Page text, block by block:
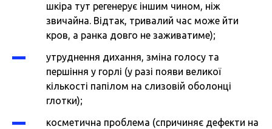
шкіра тут регенерує іншим чином, ніж
звичайна. Відтак, тривалий час може йти
кров, а ранка довго не заживатиме);
утруднення дихання, зміна голосу та
першіння у горлі (у разі появи великої
кількості папілом на слизовій оболонці
глотки);
косметична проблема (спричиняє дефекти на